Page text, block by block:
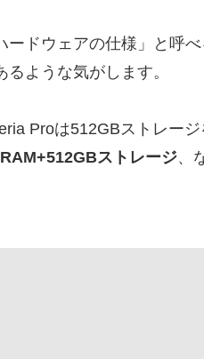
ドウェアの仕様」と呼
ような気がします。
Proは512GBストレージ
ストレージ、